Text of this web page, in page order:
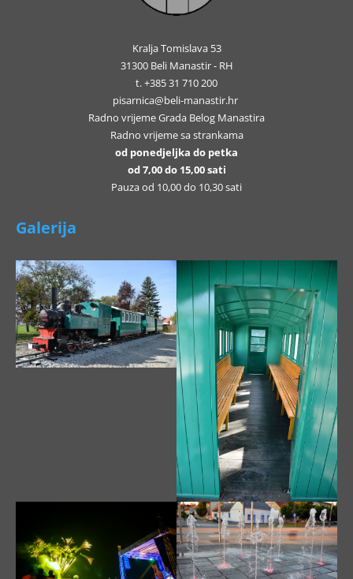
Kralja Tomislava 53
31300 Beli Manastir - RH
t. +385 31 710 200
pisarnica@beli-manastir.hr
Radno vrijeme Grada Belog Manastira
Radno vrijeme sa strankama
od ponedjeljka do petka
od 7,00 do 15,00 sati
Pauza od 10,00 do 10,30 sati
Galerija